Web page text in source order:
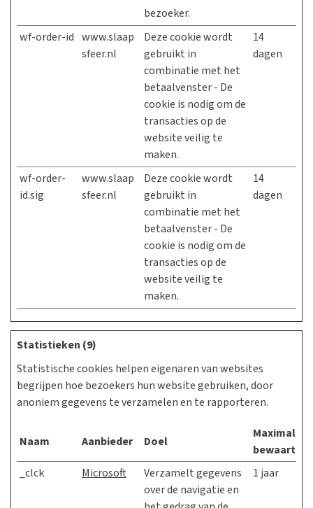
bezoeker.
wf-order-id www.slaap
sfeer.nl
Deze cookie wordt
gebruikt in
combinatie met het
betaalvenster - De
cookie is nodig om de
transacties op de
website veilig te
maken.
14
dagen
wf-order-
id.sig
www.slaap
sfeer.nl
Deze cookie wordt
gebruikt in
combinatie met het
betaalvenster - De
cookie is nodig om de
transacties op de
website veilig te
maken.
14
dagen
Statistieken (9)
Statistische cookies helpen eigenaren van websites
begrijpen hoe bezoekers hun website gebruiken, door
anoniem gegevens te verzamelen en te rapporteren.
Naam Aanbieder Doel
Maximale
_clck
Microsoft
Verzamelt gegevens
over de navigatie en
1 jaar